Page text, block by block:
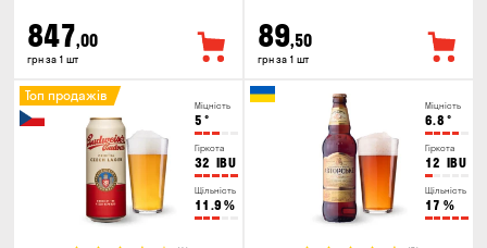
847,00
грн за 1 шт
89,50
грн за 1 шт
Міцність
5 °
Гіркота
32 IBU
Щільність
11.9 %
Топ продажів
Міцність
6.8 °
Гіркота
12 IBU
Щільність
17 %